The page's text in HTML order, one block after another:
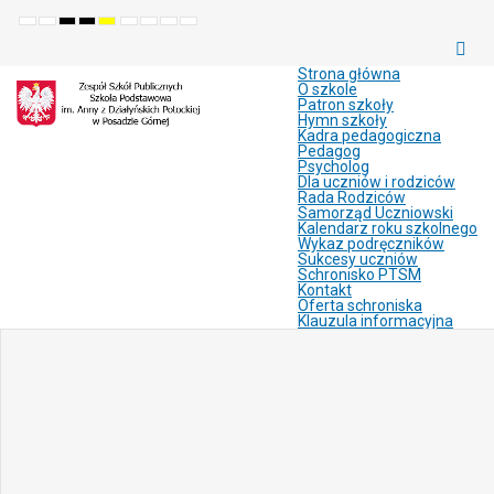
Default
NightHigh
mode
High
mode
High
mode
SetSetMake
Set
Strona główna
O szkole
Patron szkoły
Hymn szkoły
Kadra pedagogiczna
Pedagog
Psycholog
Dla uczniów i rodziców
Rada Rodziców
Samorząd Uczniowski
Kalendarz roku szkolnego
Wykaz podręczników
Sukcesy uczniów
Schronisko PTSM
Kontakt
Oferta schroniska
Klauzula informacyjna